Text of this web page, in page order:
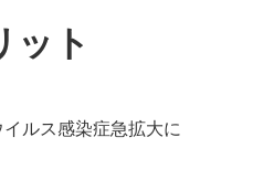
ット
ルス感染症急拡大に